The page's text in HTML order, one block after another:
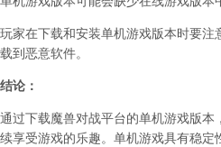
玩家在下载和安装单机游戏版本时要
载到恶意软件。
结论：
通过下载魔兽对战平台的单机游戏版
续享受游戏的乐趣。单机游戏具有稳